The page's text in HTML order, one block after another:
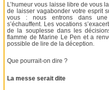
L’humeur vous laisse libre de vous
de laisser vagabonder votre esprit
vous : nous entrons dans une
s’échauffent. Les vocations
de la souplesse dans les
flamme de Marine Le Pen et a
possible de lire de la déception.
Que pourrait-on dire ?
La messe serait dite